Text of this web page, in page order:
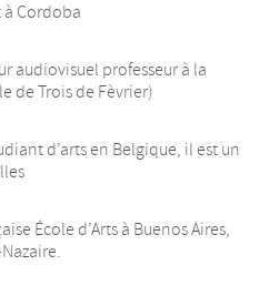
à Cordoba
audiovisuel professeur à la
de Trois de Fèvrier)
d’arts en Belgique, il est un
École d’Arts à Buenos Aires,